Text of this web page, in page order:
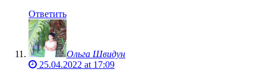
Ответить
Ольга Швидун
25.04.2022 at 17:09